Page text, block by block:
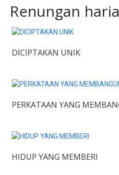
Renungan
DICIPTAKAN UNIK
PERKATAAN YANG
HIDUP YANG MEMBERI